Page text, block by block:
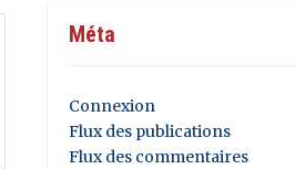
Méta
Connexion
Flux des publications
Flux des commentaires